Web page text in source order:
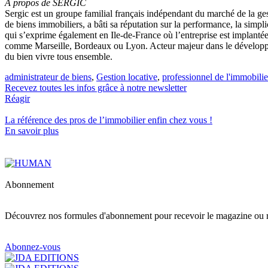
À propos de SERGIC
Sergic est un groupe familial français indépendant du marché de la
de biens immobiliers, a bâti sa réputation sur la performance, la
qui s’exprime également en Ile-de-France où l’entreprise est
comme Marseille, Bordeaux ou Lyon. Acteur majeur dans le
du bien vivre tous ensemble.
administrateur de biens, Gestion locative, professionnel de
Recevez toutes les infos grâce à notre newsletter
Réagir
La référence des pros de l’immobilierenfin chez vous !
En savoir plus
Abonnement
Découvrez nos formules d'abonnement pour recevoir le magazine ou
Abonnez-vous